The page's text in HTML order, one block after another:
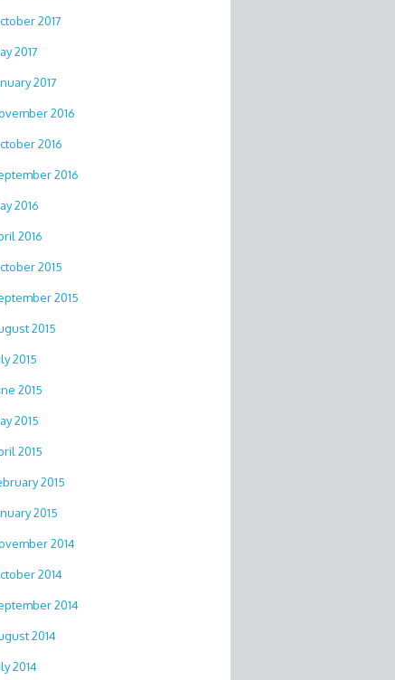
2017
2017
2017
2016
2016
2016
2016
2016
2015
2015
2015
2015
2015
2015
2015
2015
2015
2014
2014
2014
2014
2014